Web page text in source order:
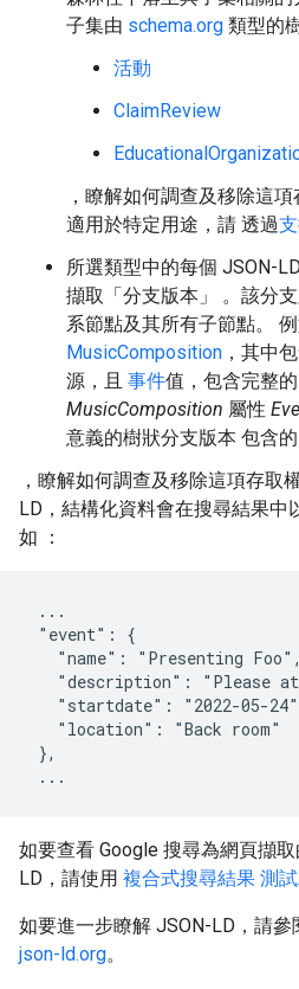
子集由 schema.org 類型的
活動
ClaimReview
，瞭解如何調查及移除這
適用於特定用途，請 透過
所選類型中的每個 JSON-
擷取「分支版本」
。該分
系節點及其所有子節點。
MusicComposition ，其中
源，且 事件值，包含完整的
MusicComposition 屬性
意義的樹狀分支版本 包含的
，瞭解如何調查及移除這項存取
LD，結構化資料會在搜尋結果中
如 ：
...
"event": {
   "name": "Presenting Foo",
"description": "Please
"startdate": "2022-05-
   "location": "Back room"
},
...
如要查看 Google 搜尋為網頁擷
LD，請使用 複合式搜尋結果 測
如要進一步瞭解 JSON-LD，請參
json-ld.org。